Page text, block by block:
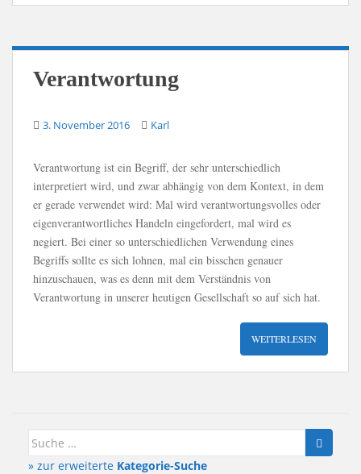
Verantwortung
3. November 2016 Karl
Verantwortung ist ein Begriff, der sehr unterschiedlich
interpretiert wird, und zwar abhängig von dem Kontext, in dem
er gerade verwendet wird: Mal wird verantwortungsvolles oder
eigenverantwortliches Handeln eingefordert, mal wird es
negiert. Bei einer so unterschiedlichen Verwendung eines
Begriffs sollte es sich lohnen, mal ein bisschen genauer
hinzuschauen, was es denn mit dem Verständnis von
Verantwortung in unserer heutigen Gesellschaft so auf sich hat.
WEITERLESEN
Suche
» zur erweiterte Kategorie-Suche